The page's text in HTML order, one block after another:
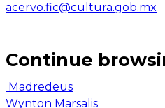
acervo.fic@cultura.gob.mx
Continue
Madredeus
Wynton Marsalis